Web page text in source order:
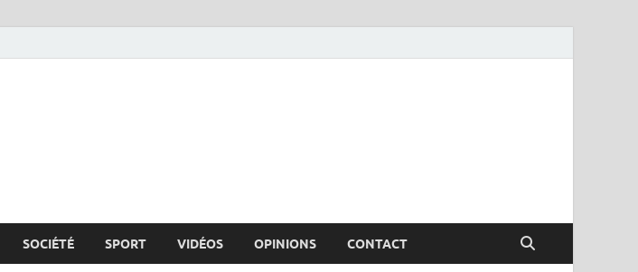
SOCIÉTÉ SPORT VIDÉOS OPINIONS CONTACT